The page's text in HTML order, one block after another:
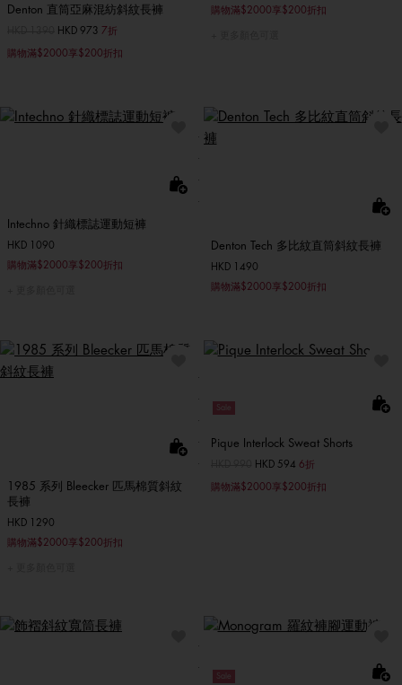
Denton 直筒亞麻混紡斜紋長褲
至HKD 973 7折
購物滿$2000享$200折扣
購物滿$2000享$200折扣
Intechno 針織標誌運動短褲
HKD 1090
購物滿$2000享$200折扣
Denton Tech 多比紋直筒斜紋長褲
HKD 1490
購物滿$2000享$200折扣
1985 系列 Bleecker 匹馬棉質斜紋
長褲
HKD 1290
購物滿$2000享$200折扣
Sale
Pique Interlock Sweat Shorts
價格扣減從至HKD 594 6折
購物滿$2000享$200折扣
Sale